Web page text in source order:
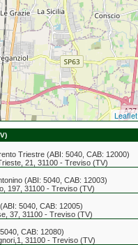
Leaflet
Triestre (ABI: 5040, CAB: 12000)
21, 31100 - Treviso (TV)
(ABI: 5040, CAB: 12003)
197, 31100 - Treviso (TV)
5040, CAB: 12005)
37, 31100 - Treviso (TV)
CAB: 12080)
31100 - Treviso (TV)